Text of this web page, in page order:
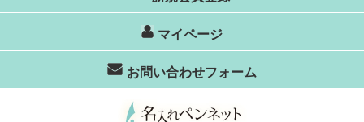
マイページ
お問い合わせフォーム